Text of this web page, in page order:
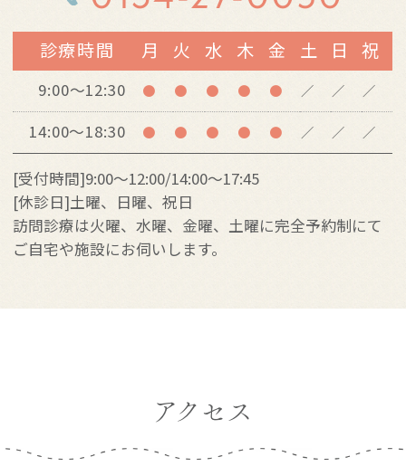
診療時間 月 火 水 木 金 土 日 祝
9:00～12:30 ● ● ● ● ● ／ ／ ／
14:00～18:30 ● ● ● ● ● ／ ／ ／
[受付時間]9:00～12:00/14:00～17:45
[休診日]土曜、日曜、祝日
訪問診療は火曜、水曜、金曜、土曜に完全予約制にて
ご自宅や施設にお伺いします。
アクセス